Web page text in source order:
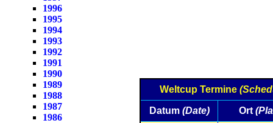
1996
1995
1994
1993
1992
1991
1990
1989
1988
1987
1986
Weltcup Termine
Datum (Date) Ort